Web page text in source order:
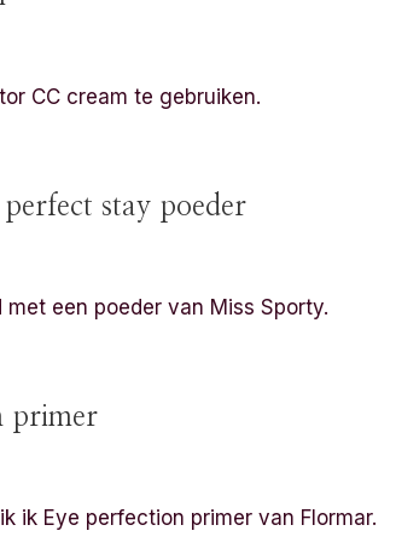
CC cream te gebruiken.
stay poeder
een poeder van Miss Sporty.
primer
ik Eye perfection primer van Flormar.